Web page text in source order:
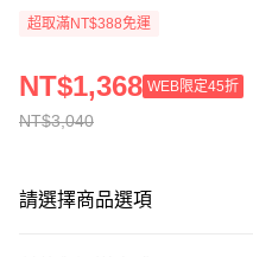
超取滿NT$388免運
NT$3,040
NT$1,368 WEB限定45折
請選擇商品選項